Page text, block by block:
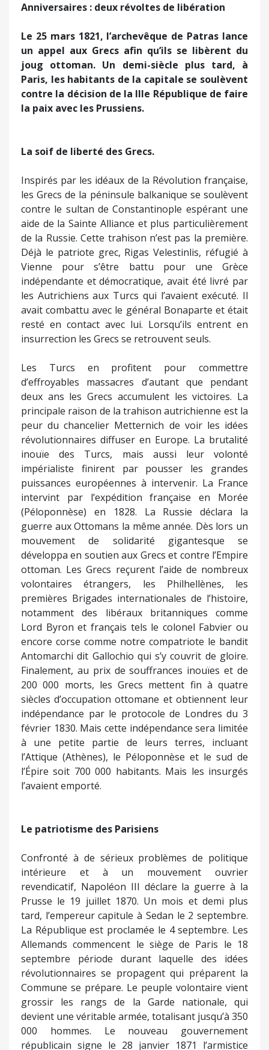
Anniversaires : deux révoltes de libération
Le 25 mars 1821, l’archevêque de Patras lance
un appel aux Grecs afin qu’ils se libèrent du
joug ottoman. Un demi-siècle plus tard, à
Paris, les habitants de la capitale se soulèvent
contre la décision de la IIIe République de faire
la paix avec les Prussiens.
La soif de liberté des Grecs.
Inspirés par les idéaux de la Révolution française,
les Grecs de la péninsule balkanique se soulèvent
contre le sultan de Constantinople espérant une
aide de la Sainte Alliance et plus particulièrement
de la Russie. Cette trahison n’est pas la première.
Déjà le patriote grec, Rigas Velestinlis, réfugié à
Vienne pour s’être battu pour une Grèce
indépendante et démocratique, avait été livré par
les Autrichiens aux Turcs qui l’avaient exécuté. Il
avait combattu avec le général Bonaparte et était
resté en contact avec lui. Lorsqu’ils entrent en
insurrection les Grecs se retrouvent seuls.
Les Turcs en profitent pour commettre
d’effroyables massacres d’autant que pendant
deux ans les Grecs accumulent les victoires. La
principale raison de la trahison autrichienne est la
peur du chancelier Metternich de voir les idées
révolutionnaires diffuser en Europe. La brutalité
inouïe des Turcs, mais aussi leur volonté
impérialiste finirent par pousser les grandes
puissances européennes à intervenir. La France
intervint par l’expédition française en Morée
(Péloponnèse) en 1828. La Russie déclara la
guerre aux Ottomans la même année. Dès lors un
mouvement de solidarité gigantesque se
développa en soutien aux Grecs et contre l’Empire
ottoman. Les Grecs reçurent l’aide de nombreux
volontaires étrangers, les Philhellènes, les
premières Brigades internationales de l’histoire,
notamment des libéraux britanniques comme
Lord Byron et français tels le colonel Fabvier ou
encore corse comme notre compatriote le bandit
Antomarchi dit Gallochio qui s’y couvrit de gloire.
Finalement, au prix de souffrances inouïes et de
200 000 morts, les Grecs mettent fin à quatre
siècles d’occupation ottomane et obtiennent leur
indépendance par le protocole de Londres du 3
février 1830. Mais cette indépendance sera limitée
à une petite partie de leurs terres, incluant
l’Attique (Athènes), le Péloponnèse et le sud de
l’Épire soit 700 000 habitants. Mais les insurgés
l’avaient emporté.
Le patriotisme des Parisiens
Confronté à de sérieux problèmes de politique
intérieure et à un mouvement ouvrier
revendicatif, Napoléon III déclare la guerre à la
Prusse le 19 juillet 1870. Un mois et demi plus
tard, l’empereur capitule à Sedan le 2 septembre.
La République est proclamée le 4 septembre. Les
Allemands commencent le siège de Paris le 18
septembre période durant laquelle des idées
révolutionnaires se propagent qui préparent la
Commune se prépare. Le peuple volontaire vient
grossir les rangs de la Garde nationale, qui
devient une véritable armée, totalisant jusqu’à 350
000 hommes. Le nouveau gouvernement
républicain signe le 28 janvier 1871 l’armistice